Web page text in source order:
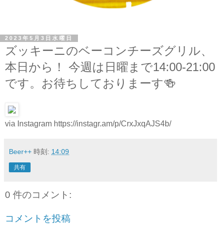
2023年5月3日水曜日
ズッキーニのベーコンチーズグリル、
本日から！ 今週は日曜まで14:00-21:00
です。お待ちしておりまーす🍻
via Instagram https://instagr.am/p/CrxJxqAJS4b/
Beer++ 時刻: 14:09
共有
0 件のコメント:
コメントを投稿